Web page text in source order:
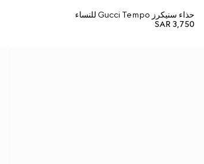
حذاء سنيكرز Gucci Tempo للنساء
SAR 3,750